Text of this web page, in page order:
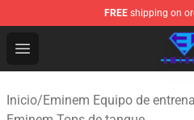
FREE shipping on
Open menu
Eminem Store - Official
Inicio/Eminem Equipo de